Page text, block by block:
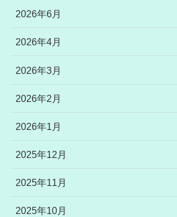
2026年6月
2026年4月
2026年3月
2026年2月
2026年1月
2025年12月
2025年11月
2025年10月